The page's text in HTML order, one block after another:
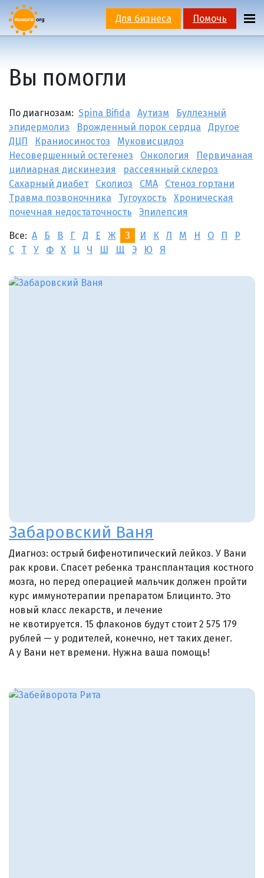
Для бизнеса Помочь
Вы помогли
По диагнозам: Spina Bifida Аутизм
Буллезный
эпидермолиз
Врожденный порок сердца
Другое
ДЦП
Краниосиностоз
Муковисцидоз
Несовершенный остегенез
Онкология
Первичаная
цилиарная дискинезия
рассеянный склероз
Сахарный диабет
Сколиоз СМА
Стеноз гортани
Травма позвоночника
Тугоухость
Хроническая
почечная недостаточность
Эпилепсия
Все: А Б В Г Д Е Ж З И К Л М Н О П
Р
С
Т У Ф Х Ц Ч Ш Щ Э Ю Я
Забаровский Ваня
Диагноз: острый бифенотипический лейкоз. У Вани
рак крови. Спасет ребенка трансплантация костного
мозга, но перед операцией мальчик должен пройти
курс иммунотерапии препаратом Блицинто. Это
новый класс лекарств, и лечение
не квотируется. 15 флаконов будут стоит 2 575 179
рублей — у родителей, конечно, нет таких денег.
А у Вани нет времени. Нужна ваша помощь!